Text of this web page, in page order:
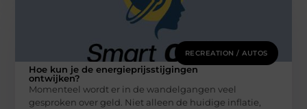
RECREATION / AUTOS
Hoe kun je de energieprijsstijgingen
ontwijken?
Momenteel wordt er in de wandelgangen veel
gesproken over geld. Niet alleen de huidige inflatie,